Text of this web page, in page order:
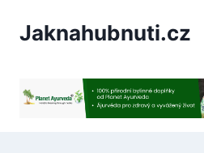
Jaknahubnuti.cz